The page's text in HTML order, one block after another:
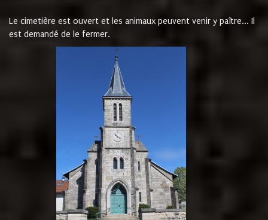
Le cimetière est ouvert et les animaux peuvent venir y paître... Il
est demandé de le fermer.